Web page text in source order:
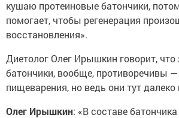
кушаю протеиновые батончики,
помогает, чтобы регенерация
восстановления».
Диетолог Олег Ирышкин говорит, что
батончики, вообще, противоречивы
пищеварения, но ведь они тут далеко
Олег Ирышкин: «В составе